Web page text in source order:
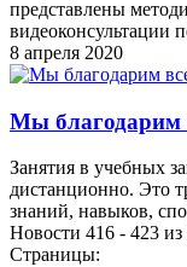
представлены
видеоконсультации
8 апреля 2020
Мы благодарим
Занятия в учебных
дистанционно. Это
знаний, навыков,
Новости 416 - 423 из
Страницы: